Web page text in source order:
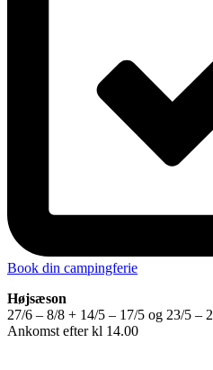
Book din campingferie
Højsæson
27/6 – 8/8 + 14/5 – 17/5 og 23/5 –
Ankomst efter kl 14.00